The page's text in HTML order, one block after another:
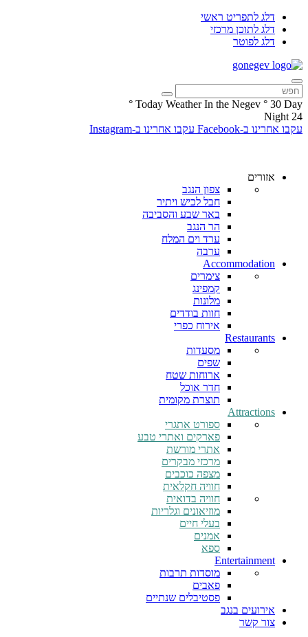
דלג לתפריט ראשי
דלג לתוכן מרכזי
דלג לפוטר
Today Weather In the Negev ° 30 Day
°
24
Night
עקבו אחרינו ב-Facebook
עקבו אחרינו ב-Instagram
אזורים
צפון הנגב
חבל לכיש ויתיר
באר שבע והסביבה
הר הנגב
ערד וים המלח
ערבה
Accommodation
צימרים
קמפינג
מלונות
חוות בודדים
אירוח כפרי
Restaurants
מסעדות
שפים
ארוחות שטח
חדר אוכל
תוצרת מקומית
Attractions
ספורט אתגרי
פארקים ואתרי טבע
אתרי מורשת
מרכזי מבקרים
מצפה כוכבים
חוויה חקלאית
חוויה בדואית
מוזיאונים וגלריות
בעלי חיים
אמנים
ספא
Entertainment
מוסדות תרבות
פאבים
פסטיבלים שנתיים
אירועים בנגב
צור קשר